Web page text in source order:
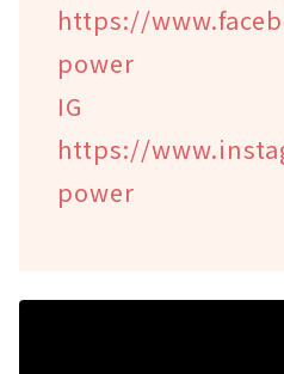
https://
power
IG
https://
power